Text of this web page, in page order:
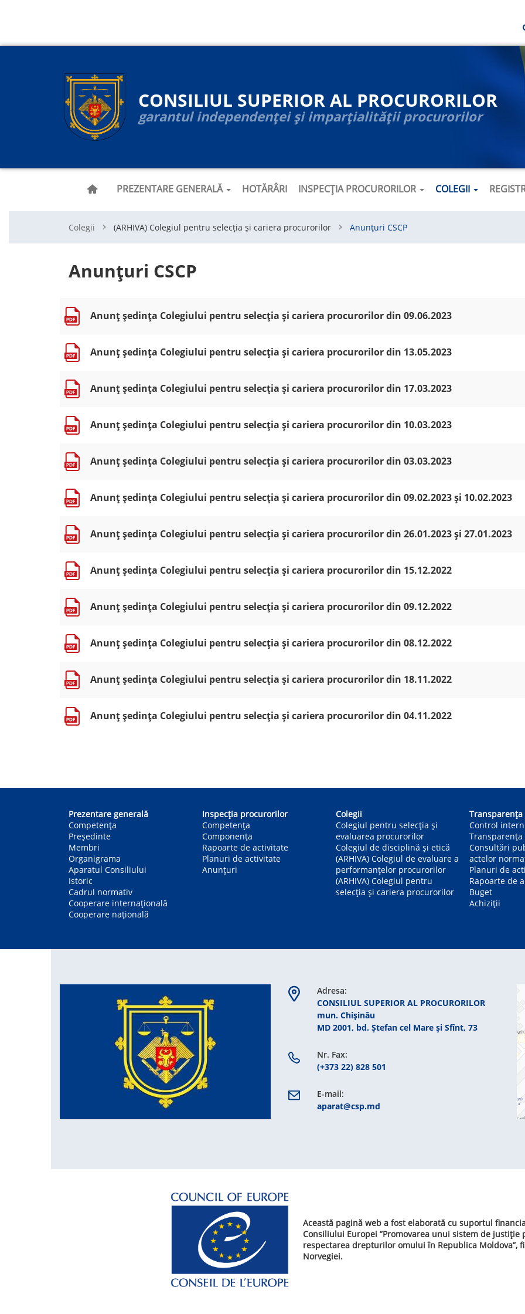
CONSILIUL SUPERIOR AL PROCURORILOR
garantul independenței și imparțialității procurorilor
principală
PREZENTARE GENERALĂ HOTĂRÂRI INSPECȚIA PROCURORILOR COLEGII
Colegii (ARHIVA) Colegiul pentru selecția și cariera procurorilor Anunțuri CSCP
Anunțuri CSCP
Anunț ședința Colegiului pentru selecția și cariera procurorilor din 09.06.2023
Anunț ședința Colegiului pentru selecția și cariera procurorilor din 13.05.2023
Anunț ședința Colegiului pentru selecția și cariera procurorilor din 17.03.2023
Anunț ședința Colegiului pentru selecția și cariera procurorilor din 10.03.2023
Anunț ședința Colegiului pentru selecția și cariera procurorilor din 03.03.2023
Anunț ședința Colegiului pentru selecția și cariera procurorilor din 09.02.2023 și 10.02.2023
Anunț ședința Colegiului pentru selecția și cariera procurorilor din 26.01.2023 și 27.01.2023
Anunț ședința Colegiului pentru selecția și cariera procurorilor din 15.12.2022
Anunț ședința Colegiului pentru selecția și cariera procurorilor din 09.12.2022
Anunț ședința Colegiului pentru selecția și cariera procurorilor din 08.12.2022
Anunț ședința Colegiului pentru selecția și cariera procurorilor din 18.11.2022
Anunț ședința Colegiului pentru selecția și cariera procurorilor din 04.11.2022
navigation
Prezentare generală
Competența
Președinte
Membri
Organigrama
Aparatul Consiliului
Istoric
Cadrul normativ
Cooperare internațională
Cooperare națională
Inspecția procurorilor
Competenţa
Componența
Rapoarte de activitate
Planuri de activitate
Anunțuri
Colegii
Colegiul pentru selecția și
evaluarea procurorilor
Colegiul de disciplină și etică
(ARHIVA) Colegiul de evaluare a
performanțelor procurorilor
(ARHIVA) Colegiul pentru
selecția și cariera procurorilor
Transparența
Control
Transparența
Consultări
actelor
Planuri de
Rapoarte de
Buget
Achiziții
Adresa:
CONSILIUL SUPERIOR AL PROCURORILOR
mun. Chişinău
MD 2001, bd. Ștefan cel Mare şi Sfînt, 73
Nr. Fax:
(+373 22) 828 501
E-mail:
aparat@csp.md
Această pagină web a fost elaborată cu suportul
Consiliului Europei ”Promovarea unui sistem de justiție
respectarea drepturilor omului în Republica Moldova”,
Norvegiei.